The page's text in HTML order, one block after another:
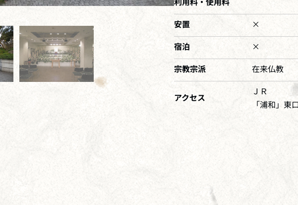
安置
×
宿泊
×
宗教宗派
在来仏教
アクセス
ＪＲ
「浦和」東